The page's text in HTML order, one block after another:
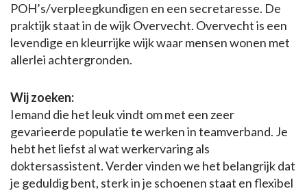
POH’s/verpleegkundigen en een secretaresse. De
praktijk staat in de wijk Overvecht. Overvecht is een
levendige en kleurrijke wijk waar mensen wonen met
allerlei achtergronden.
Wij zoeken:
Iemand die het leuk vindt om met een zeer
gevarieerde populatie te werken in teamverband. Je
hebt het liefst al wat werkervaring als
doktersassistent. Verder vinden we het belangrijk dat
je geduldig bent, sterk in je schoenen staat en flexibel